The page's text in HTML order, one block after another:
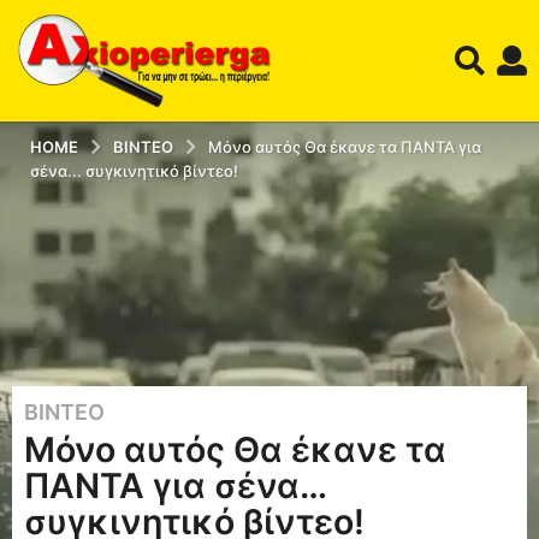
HOME ΒΊΝΤΕΟ
Μόνο αυτός Θα έκανε τα ΠΑΝΤΑ για
σένα... συγκινητικό βίντεο!
1
1
έ
τ
η
ΒΊΝΤΕΟ
Μόνο αυτός Θα έκανε τα
ΠΑΝΤΑ για σένα…
συγκινητικό βίντεο!